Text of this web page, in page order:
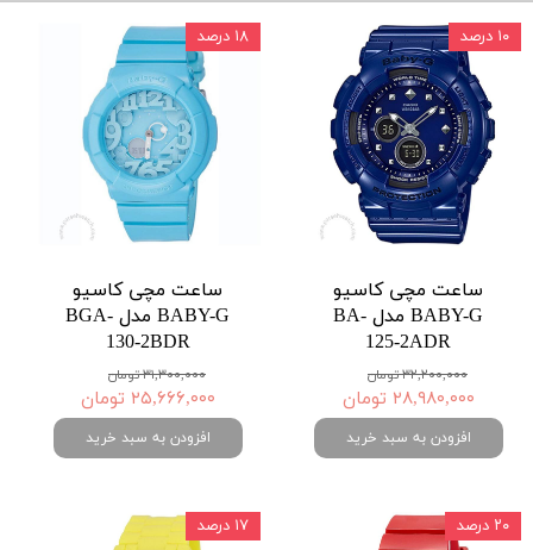
ساعت مچی کاسیو
BABY-G مدل BA-
125-2ADR
۳۲,۲۰۰,۰۰۰ تومان
۲۸,۹۸۰,۰۰۰ تومان
افزودن به سبد خرید
۱۰ درصد
ساعت مچی کاسیو
BABY-G مدل BGA-
130-2BDR
۳۱,۳۰۰,۰۰۰ تومان
۲۵,۶۶۶,۰۰۰ تومان
افزودن به سبد خرید
۱۸ درصد
۲۰ درصد ۱۷ درصد